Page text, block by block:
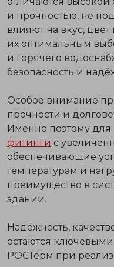
и прочностью, не
влияют на вкус, цвет
их оптимальным
и горячего
безопасность и
Особое внимание
прочности и
Именно поэтому
фитинги с
обеспечивающие
температурам и
преимущество в
здании.
Надёжность,
остаются
РОСТерм при